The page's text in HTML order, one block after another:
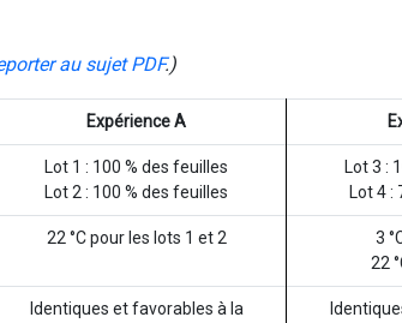
au sujet PDF.)
Expérience A
Lot 1 : 100 % des feuilles
Lot 2 : 100 % des feuilles
Lot 3 :
Lot 4 :
22 °C pour les lots 1 et 2
3
22
Identiques et favorables à la